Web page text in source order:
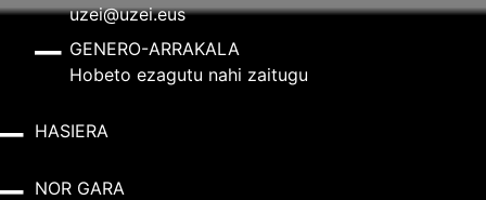
uzei@uzei.eus
GENERO-ARRAKALA
Hobeto ezagutu nahi zaitugu
HASIERA
NOR GARA